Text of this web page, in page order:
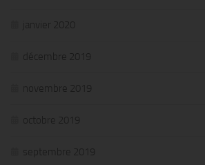
janvier 2020
décembre 2019
novembre 2019
octobre 2019
septembre 2019